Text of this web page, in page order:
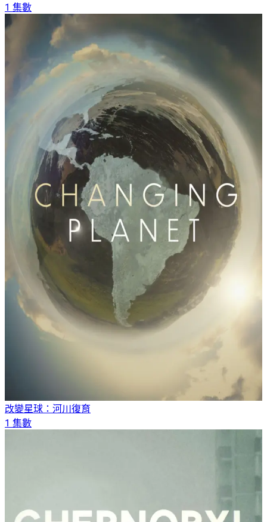
1 集數
改變星球：河川復育
1 集數